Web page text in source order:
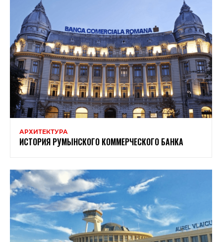
АРХИТЕКТУРА
ИСТОРИЯ РУМЫНСКОГО КОММЕРЧЕСКОГО БАНКА